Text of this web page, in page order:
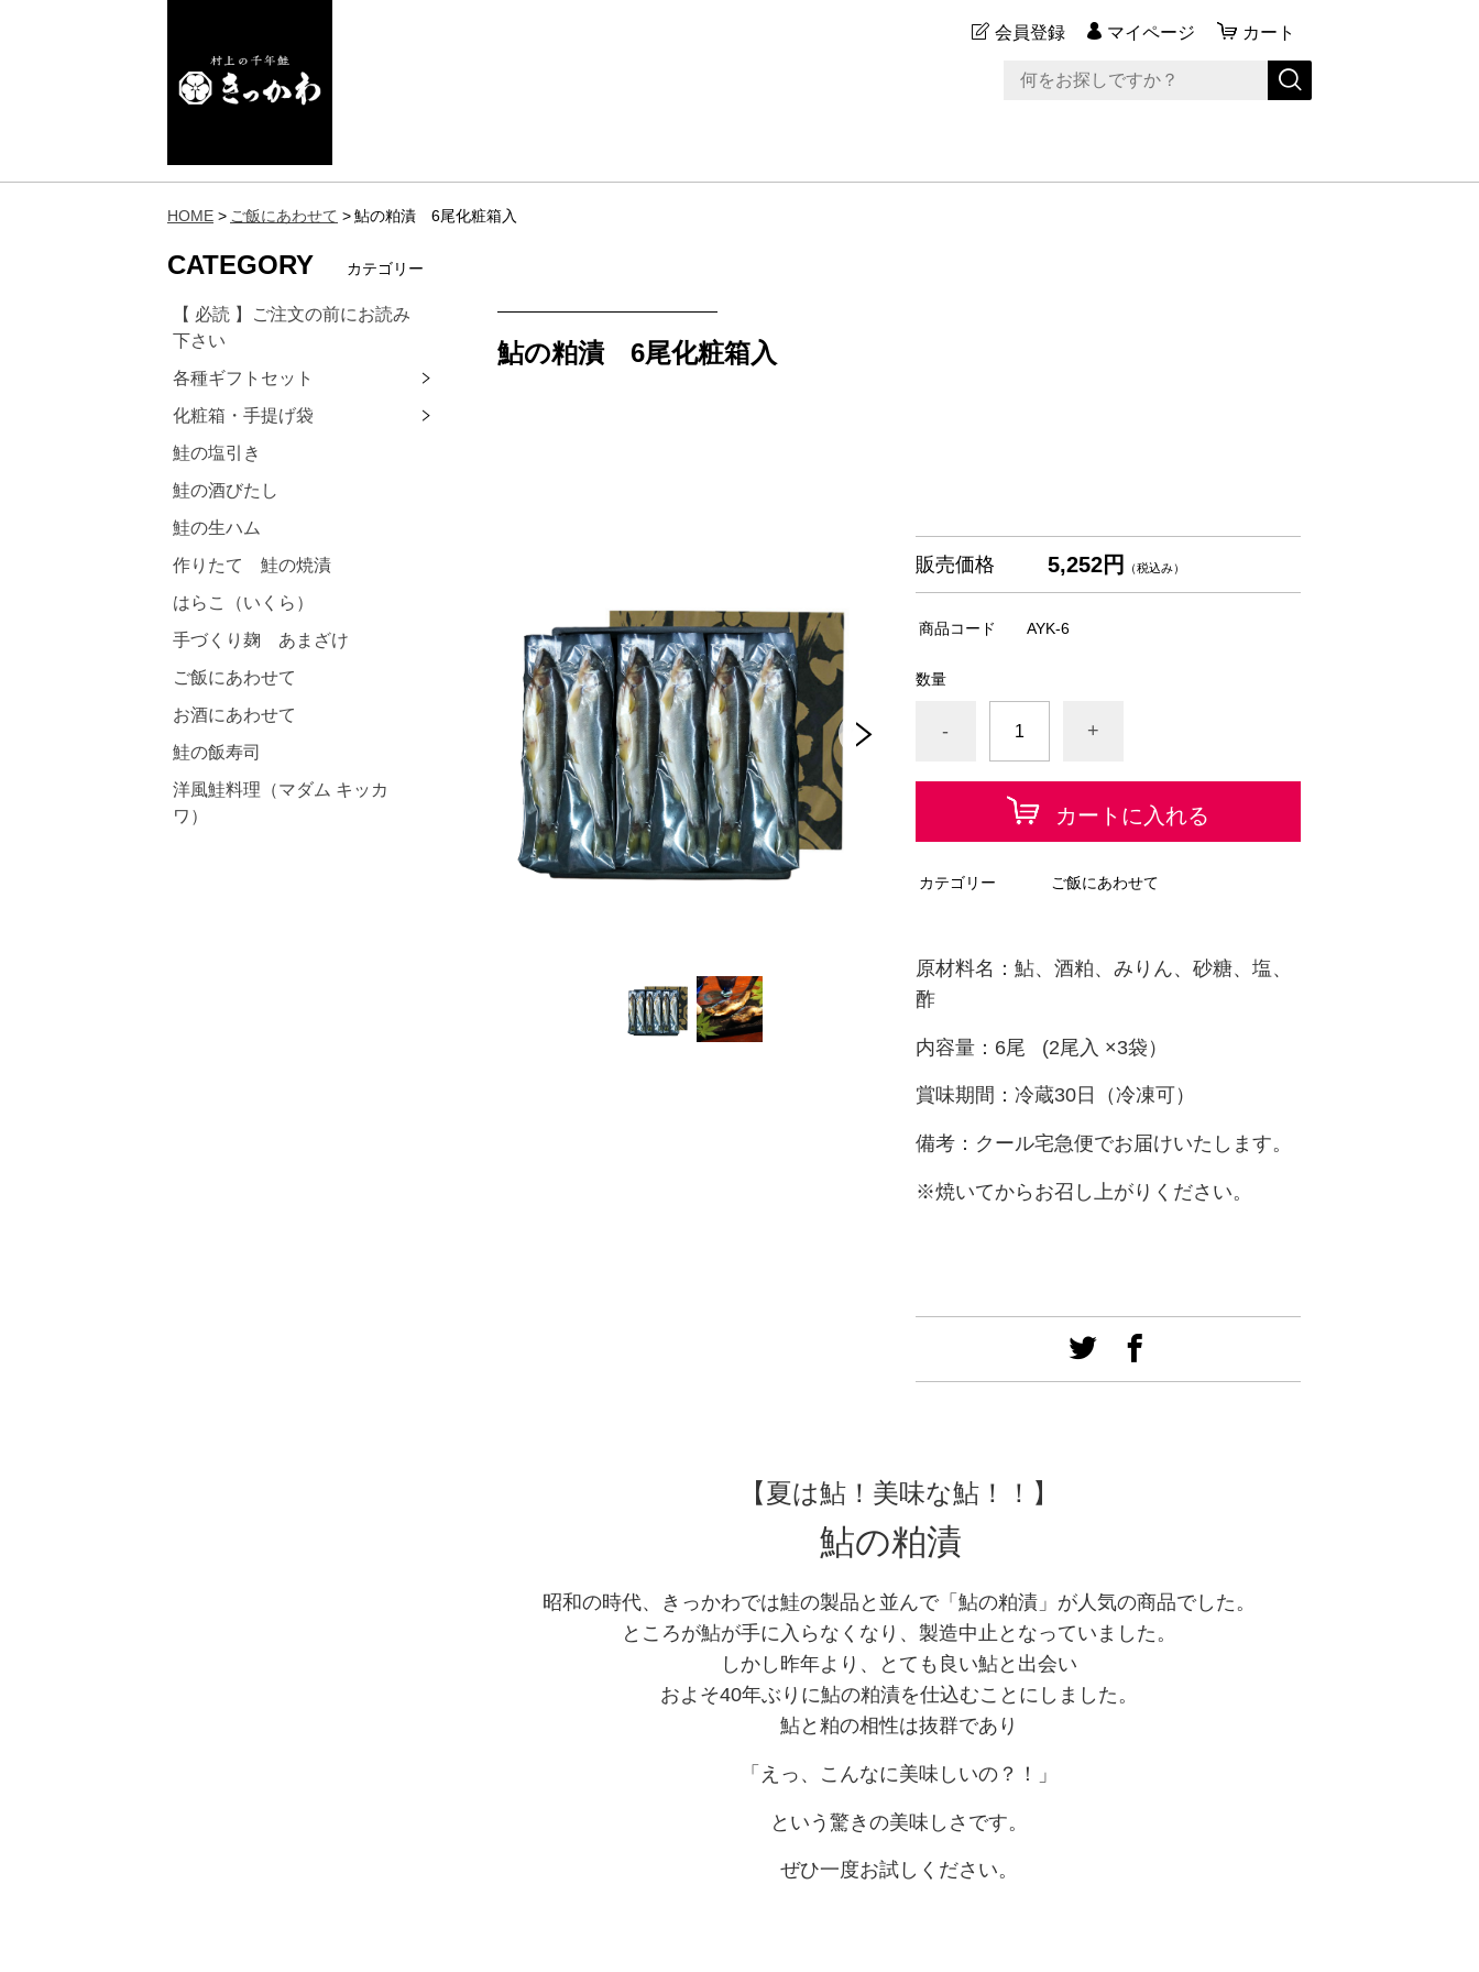
会員登録 マイページ カート
HOME ご飯にあわせて 鮎の粕漬 6尾化粧箱入
鮎の粕漬 6尾化粧箱入
販売価格 5,252円 （税込み）
商品コード AYK-6
数量
- +
カートに入れる
カテゴリー ご飯にあわせて
原材料名：鮎、酒粕、みりん、砂糖、塩、
酢
内容量：6尾 (2尾入 ×3袋）
賞味期間：冷蔵30日（冷凍可）
備考：クール宅急便でお届けいたします。
※焼いてからお召し上がりください。
【夏は鮎！美味な鮎！！】
鮎の粕漬
昭和の時代、きっかわでは鮭の製品と並んで「鮎の粕漬」が人気の商品でした。
ところが鮎が手に入らなくなり、製造中止となっていました。
しかし昨年より、とても良い鮎と出会い
およそ40年ぶりに鮎の粕漬を仕込むことにしました。
鮎と粕の相性は抜群であり
「えっ、こんなに美味しいの？！」
という驚きの美味しさです。
ぜひ一度お試しください。
CATEGORY カテゴリー
【 必読 】ご注文の前にお読み
下さい
各種ギフトセット
化粧箱・手提げ袋
鮭の塩引き
鮭の酒びたし
鮭の生ハム
作りたて 鮭の焼漬
はらこ（いくら）
手づくり麹 あまざけ
ご飯にあわせて
お酒にあわせて
鮭の飯寿司
洋風鮭料理（マダム キッカ
ワ）